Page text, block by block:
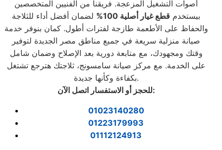
أصوات التشغيل المزعجة. فريقنا من الفنيين المتخصصين
بيستخدم قطع غيار أصلية 100%
لضمان أفضل أداء للثلاجة
والحفاظ على الأطعمة طازجة لفترات أطول. كمان بنوفر خدمة
صيانة منزلية سريعة في جميع مناطق مصر الجديدة لتوفير
وقتك ومجهودك، مع متابعة دورية بعد الإصلاح وضمان شامل
على الخدمة. مع مركز صيانة سامسونج، ثلاجتك هترجع تشتغل
بكفاءة وكأنها جديدة.
للحجز أو الاستفسار اتصل الآن:
01023140280
01223179993
01112124913